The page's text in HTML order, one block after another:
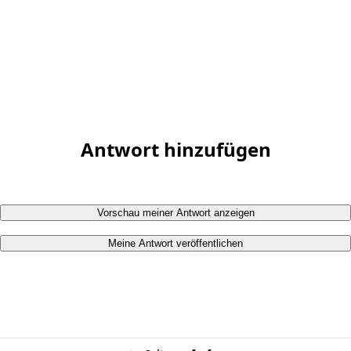
Antwort hinzufügen
Vorschau meiner Antwort anzeigen
Meine Antwort veröffentlichen